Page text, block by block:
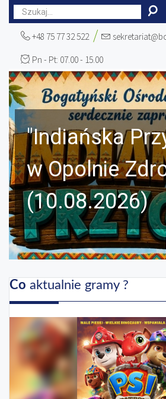
+48 75 77 32 522
Pn - Pt: 07.00 - 15.00
"Indiańska
w Opolnie
(10.08.2026)
Co aktualnie gramy ?
miesiąc